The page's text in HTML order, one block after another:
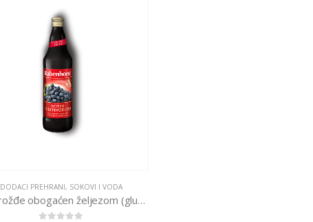
DODACI PREHRANI, SOKOVI I VODA
Sok grožđe obogaćen željezom (glukonat) 750ml Rabenhorst